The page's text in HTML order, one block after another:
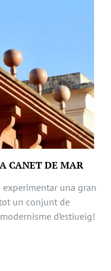
CANET DE MAR
una gran
un conjunt de
d’estiueig!